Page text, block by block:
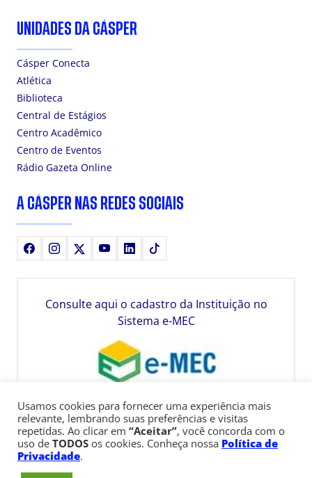
UNIDADES DA CÁSPER
Cásper Conecta
Atlética
Biblioteca
Central de Estágios
Centro Acadêmico
Centro de Eventos
Rádio Gazeta Online
A CÁSPER NAS REDES SOCIAIS
FacebookInstagram YoutubeLinkedIn
Consulte aqui o cadastro da Instituição no
Sistema e-MEC
Usamos cookies para fornecer uma experiência mais
relevante, lembrando suas preferências e visitas
repetidas. Ao clicar em “Aceitar”, você concorda com o
uso de TODOS os cookies. Conheça nossa Política de
Privacidade.